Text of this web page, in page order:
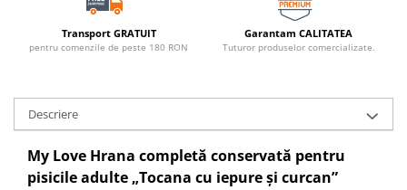
Transport GRATUIT
pentru comenzile de peste 180 RON
Garantam CALITATEA
Tuturor produselor comercializate.
Descriere
My Love Hrana completă conservată pentru
pisicile adulte „Tocana cu iepure şi curcan”